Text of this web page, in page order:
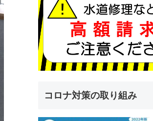
コロナ対策の取り組み